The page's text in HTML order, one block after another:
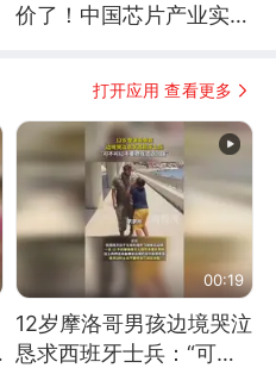
价了！中国芯片产业实现
打开应用 查看更多
00:19
12岁摩洛哥男孩边境哭泣
恳求西班牙士兵：“可不